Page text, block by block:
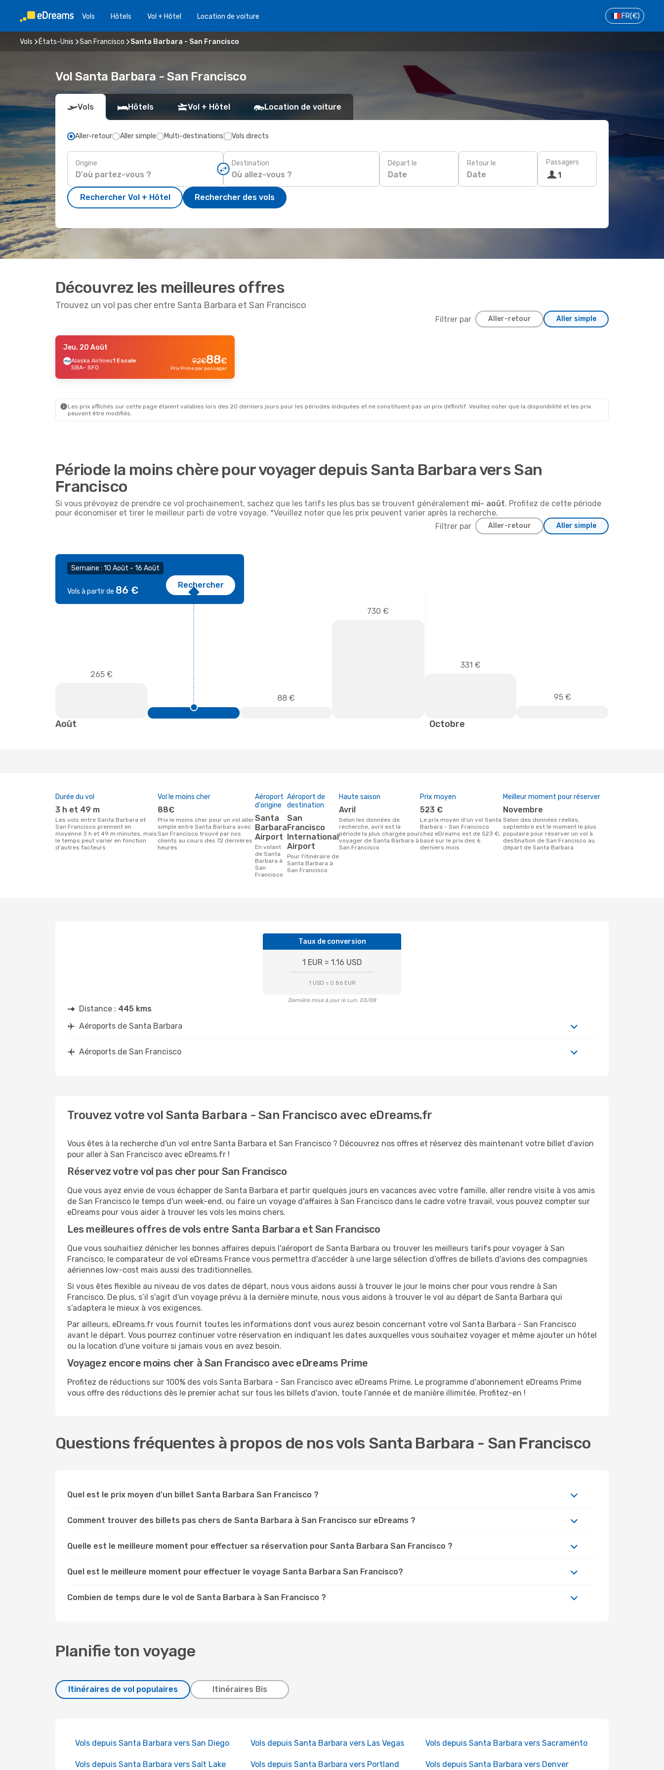
Vols Hôtels Vol + Hôtel Location de voiture FR(€)
Vols États-Unis San Francisco Santa Barbara - San Francisco
Vol Santa Barbara - San Francisco
Vols Hôtels Vol + Hôtel Location de voiture
Aller-retour Aller simple Multi-destinations Vols directs
Origine Destination Départ le
Date
Retour le
Date
Passagers
1
Rechercher Vol + Hôtel Rechercher des vols
Découvrez les meilleures offres
Trouvez un vol pas cher entre Santa Barbara et San Francisco
Filtrer par Aller-retour Aller simple
- Dim. 27 Sept.
1 Escale
187
Jeu. 20 Août
Alaska Airlines1 Escale
SBA- SFO
92€88€
Prix Prime par passager
Les prix affichés sur cette page étaient valables lors des 20 derniers jours pour les périodes indiquées et ne constituent pas un prix définitif. Veuillez noter que la disponibilité et les prix
peuvent être modifiés.
Période la moins chère pour voyager depuis Santa Barbara vers San
Francisco
Si vous prévoyez de prendre ce vol prochainement, sachez que les tarifs les plus bas se trouvent généralement mi- août. Profitez de cette période
pour économiser et tirer le meilleur parti de votre voyage. *Veuillez noter que les prix peuvent varier après la recherche.
Filtrer par
Aller-retour Aller simple
Semaine : 10 Août - 16 Août
Vols à partir de 86 € Rechercher
265 €
88 €
730 €
331 €
95 €
Août Octobre
Durée du vol
3 h et 49 m
Les vols entre Santa Barbara et
San Francisco prennent en
moyenne 3 h et 49 m minutes, mais
le temps peut varier en fonction
d'autres facteurs
Vol le moins cher
88€
Prix le moins cher pour un vol aller
simple entre Santa Barbara avec
San Francisco trouvé par nos
clients au cours des 72 dernières
heures
Aéroport
d'origine
Santa
Barbara
Airport
En volant
de Santa
Barbara à
San
Francisco
Aéroport de
destination
San
Francisco
International
Airport
Pour l'itinéraire de
Santa Barbara à
San Francisco
Haute saison
avril
Selon les données de
recherche, avril est la
période la plus chargée pour
voyager de Santa Barbara à
San Francisco
Prix moyen
523 €
Le prix moyen d'un vol Santa
Barbara - San Francisco
chez eDreams est de 523 €,
basé sur le prix des 6
derniers mois
Meilleur moment pour réserver
novembre
Selon des données réelles,
septembre est le moment le plus
populaire pour réserver un vol à
destination de San Francisco au
départ de Santa Barbara
Taux de conversion
1 EUR = 1.16 USD
1 USD = 0.86 EUR
Dernière mise à jour le Lun. 03/08
Distance : 445 kms
Aéroports de Santa Barbara
Aéroports de San Francisco
Trouvez votre vol Santa Barbara - San Francisco avec eDreams.fr
Vous êtes à la recherche d'un vol entre Santa Barbara et San Francisco ? Découvrez nos offres et réservez dès maintenant votre billet d'avion
pour aller à San Francisco avec eDreams.fr !
Réservez votre vol pas cher pour San Francisco
Que vous ayez envie de vous échapper de Santa Barbara et partir quelques jours en vacances avec votre famille, aller rendre visite à vos amis
de San Francisco le temps d'un week-end, ou faire un voyage d'affaires à San Francisco dans le cadre votre travail, vous pouvez compter sur
eDreams pour vous aider à trouver les vols les moins chers.
Les meilleures offres de vols entre Santa Barbara et San Francisco
Que vous souhaitiez dénicher les bonnes affaires depuis l'aéroport de Santa Barbara ou trouver les meilleurs tarifs pour voyager à San
Francisco, le comparateur de vol eDreams France vous permettra d'accéder à une large sélection d’offres de billets d'avions des compagnies
aériennes low-cost mais aussi des traditionnelles.
Si vous êtes flexible au niveau de vos dates de départ, nous vous aidons aussi à trouver le jour le moins cher pour vous rendre à San
Francisco. De plus, s’il s'agit d'un voyage prévu à la dernière minute, nous vous aidons à trouver le vol au départ de Santa Barbara qui
s’adaptera le mieux à vos exigences.
Par ailleurs, eDreams.fr vous fournit toutes les informations dont vous aurez besoin concernant votre vol Santa Barbara - San Francisco
avant le départ. Vous pourrez continuer votre réservation en indiquant les dates auxquelles vous souhaitez voyager et même ajouter un hôtel
ou la location d'une voiture si jamais vous en avez besoin.
Voyagez encore moins cher à San Francisco avec eDreams Prime
Profitez de réductions sur 100% des vols Santa Barbara - San Francisco avec eDreams Prime. Le programme d'abonnement eDreams Prime
vous offre des réductions dès le premier achat sur tous les billets d'avion, toute l’année et de manière illimitée. Profitez-en !
Questions fréquentes à propos de nos vols Santa Barbara - San Francisco
Quel est le prix moyen d'un billet Santa Barbara San Francisco ?
Comment trouver des billets pas chers de Santa Barbara à San Francisco sur eDreams ?
Quelle est le meilleure moment pour effectuer sa réservation pour Santa Barbara San Francisco ?
Quel est le meilleure moment pour effectuer le voyage Santa Barbara San Francisco?
Combien de temps dure le vol de Santa Barbara à San Francisco ?
Planifie ton voyage
Itinéraires de vol populaires Itinéraires Bis
Vols depuis Santa Barbara vers San Diego Vols depuis Santa Barbara vers Las Vegas Vols depuis Santa Barbara vers Sacramento
Vols depuis Santa Barbara vers Salt Lake
Vols depuis Santa Barbara vers Portland Vols depuis Santa Barbara vers Denver